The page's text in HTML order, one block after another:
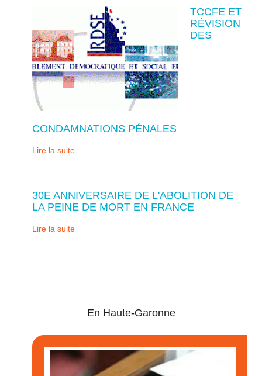
TCCFE ET
RÉVISION
DES
CONDAMNATIONS PÉNALES
Lire la suite
30E ANNIVERSAIRE DE L'ABOLITION DE
LA PEINE DE MORT EN FRANCE
Lire la suite
En Haute-Garonne